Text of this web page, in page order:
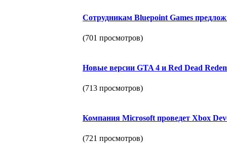
Сотрудникам Bluepoint Games
(701 просмотров)
Новые версии GTA 4 и Red Dead
(713 просмотров)
Компания Microsoft проведет Xbox
(721 просмотров)